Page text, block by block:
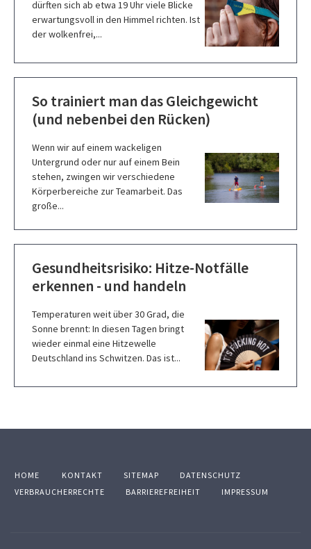
dürften sich ab etwa 19 Uhr viele Blicke
erwartungsvoll in den Himmel richten. Ist
der wolkenfrei,...
So trainiert man das Gleichgewicht
(und nebenbei den Rücken)
Wenn wir auf einem wackeligen
Untergrund oder nur auf einem Bein
stehen, zwingen wir verschiedene
Körperbereiche zur Teamarbeit. Das
große...
Gesundheitsrisiko: Hitze-Notfälle
erkennen - und handeln
Temperaturen weit über 30 Grad, die
Sonne brennt: In diesen Tagen bringt
wieder einmal eine Hitzewelle
Deutschland ins Schwitzen. Das ist...
HOME KONTAKT SITEMAP
DATENSCHUTZ
VERBRAUCHERRECHTE
BARRIEREFREIHEIT IMPRESSUM